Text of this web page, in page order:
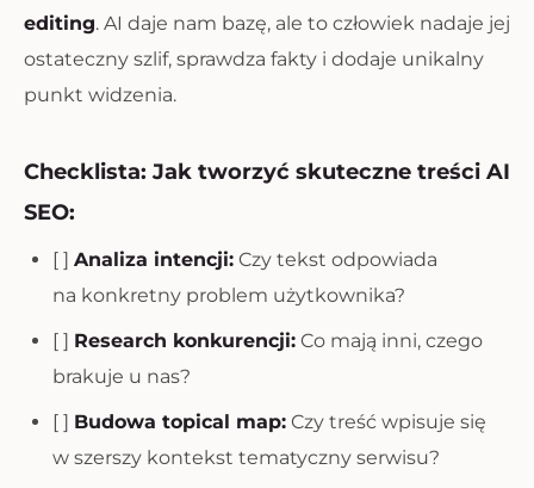
editing. AI daje nam bazę, ale to człowiek nadaje jej
ostateczny szlif, sprawdza fakty i dodaje unikalny
punkt widzenia.
Checklista: Jak tworzyć skuteczne treści AI
SEO:
[ ] Analiza intencji: Czy tekst odpowiada
na konkretny problem użytkownika?
[ ] Research konkurencji: Co mają inni, czego
brakuje u nas?
[ ] Budowa topical map: Czy treść wpisuje się
w szerszy kontekst tematyczny serwisu?